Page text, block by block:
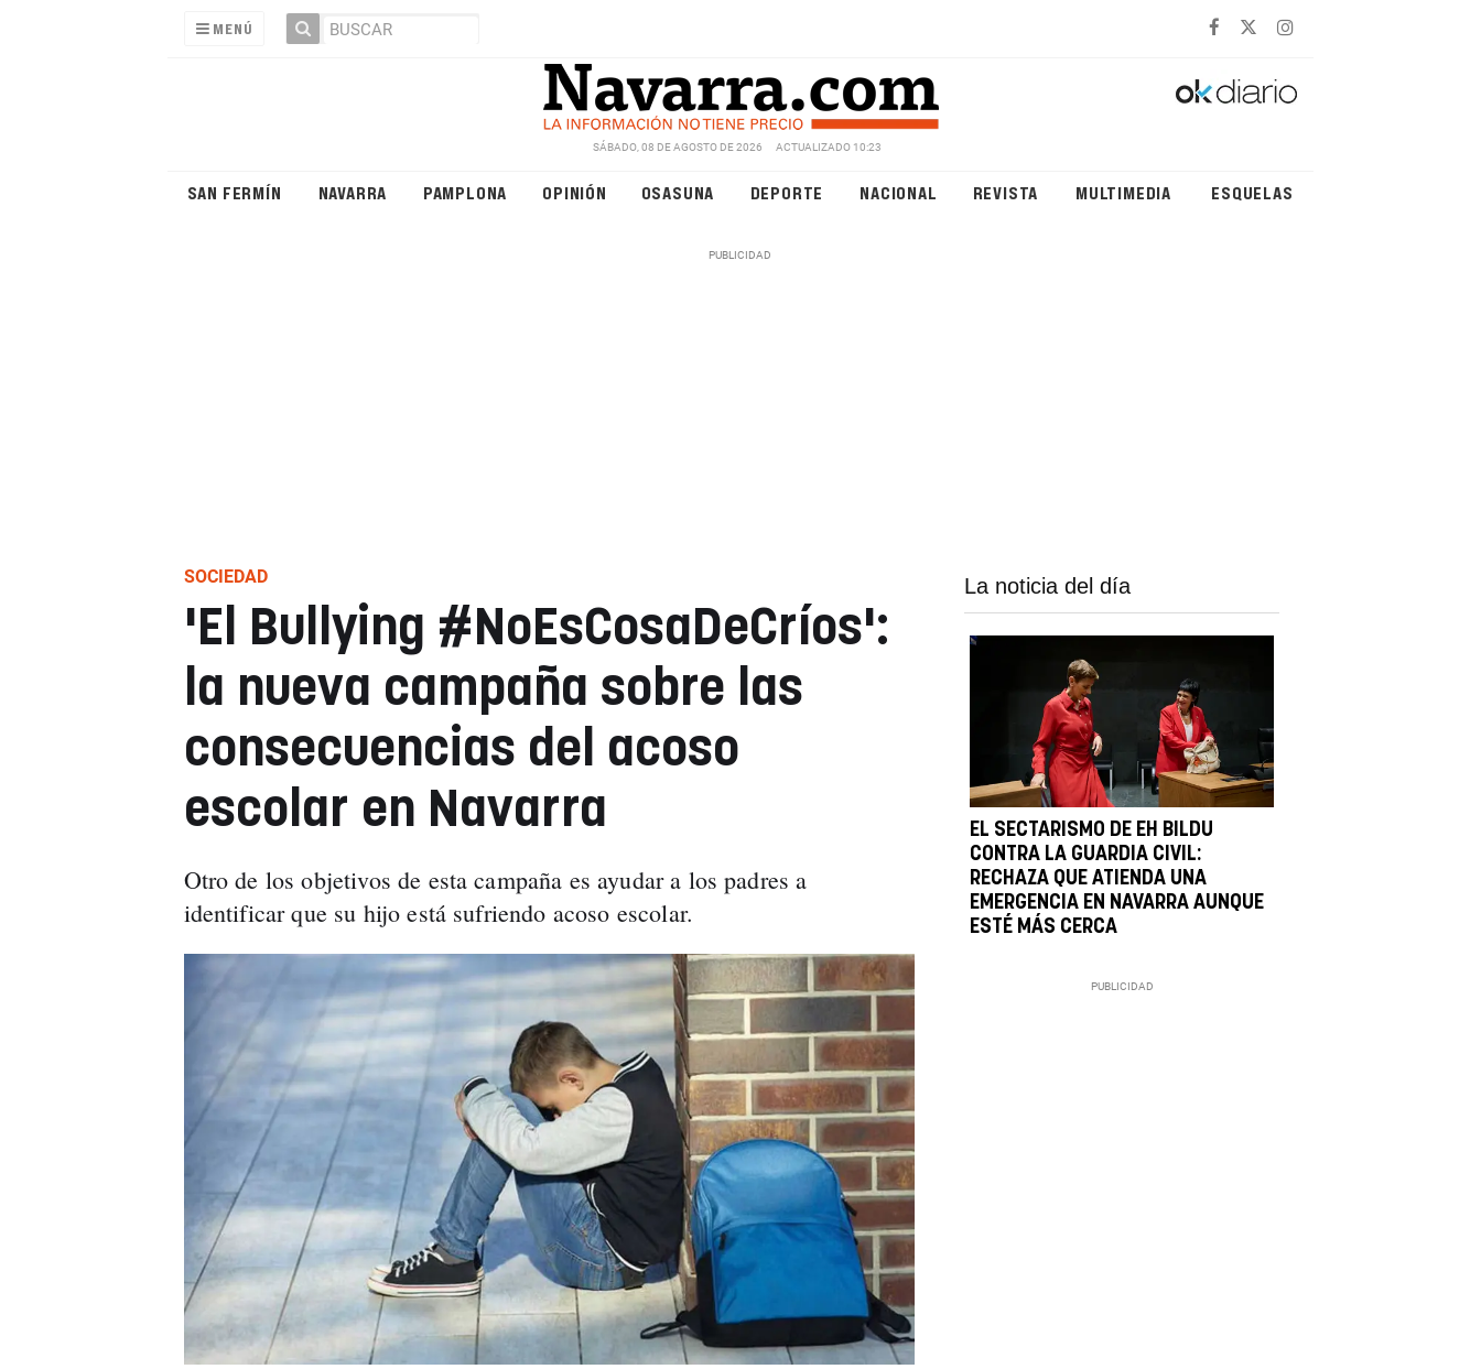
MENÚ
SÁBADO, 08 DE AGOSTO DE 2026 ACTUALIZADO 10:23
SAN FERMÍN NAVARRA PAMPLONA OPINIÓN OSASUNA DEPORTE NACIONAL REVISTA MULTIMEDIA ESQUELAS
SOCIEDAD
'El Bullying #NoEsCosaDeCríos':
la nueva campaña sobre las
consecuencias del acoso
escolar en Navarra
Otro de los objetivos de esta campaña es ayudar a los padres a
identificar que su hijo está sufriendo acoso escolar.
La noticia del día
EL SECTARISMO DE EH BILDU
CONTRA LA GUARDIA CIVIL:
RECHAZA QUE ATIENDA UNA
EMERGENCIA EN NAVARRA AUNQUE
ESTÉ MÁS CERCA